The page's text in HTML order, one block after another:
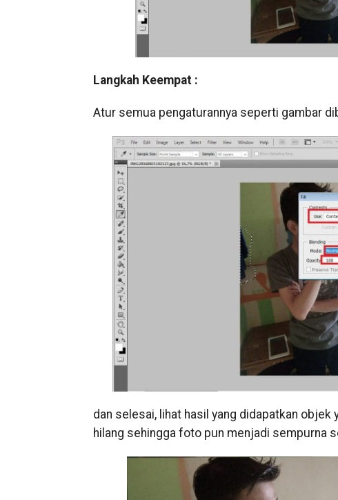
Langkah Keempat :
Atur semua pengaturannya seperti gambar
dan selesai, lihat hasil yang didapatkan
hilang sehingga foto pun menjadi sempurna